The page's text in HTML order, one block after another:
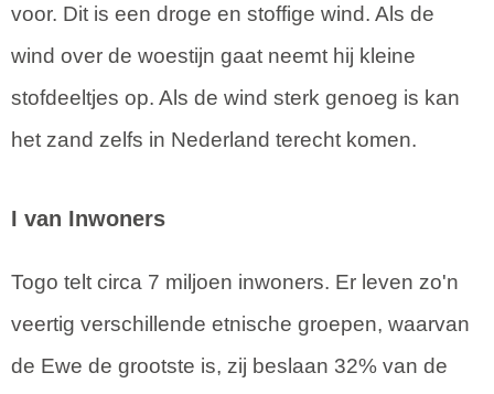
voor. Dit is een droge en stoffige wind. Als de
wind over de woestijn gaat neemt hij kleine
stofdeeltjes op. Als de wind sterk genoeg is kan
het zand zelfs in Nederland terecht komen.
I van Inwoners
Togo telt circa 7 miljoen inwoners. Er leven zo'n
veertig verschillende etnische groepen, waarvan
de Ewe de grootste is, zij beslaan 32% van de